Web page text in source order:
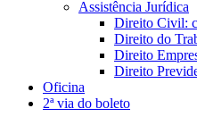
Assistência Jurídica
Direito Civil:
Direito do
Direito
Direito
Oficina
2ª via do boleto